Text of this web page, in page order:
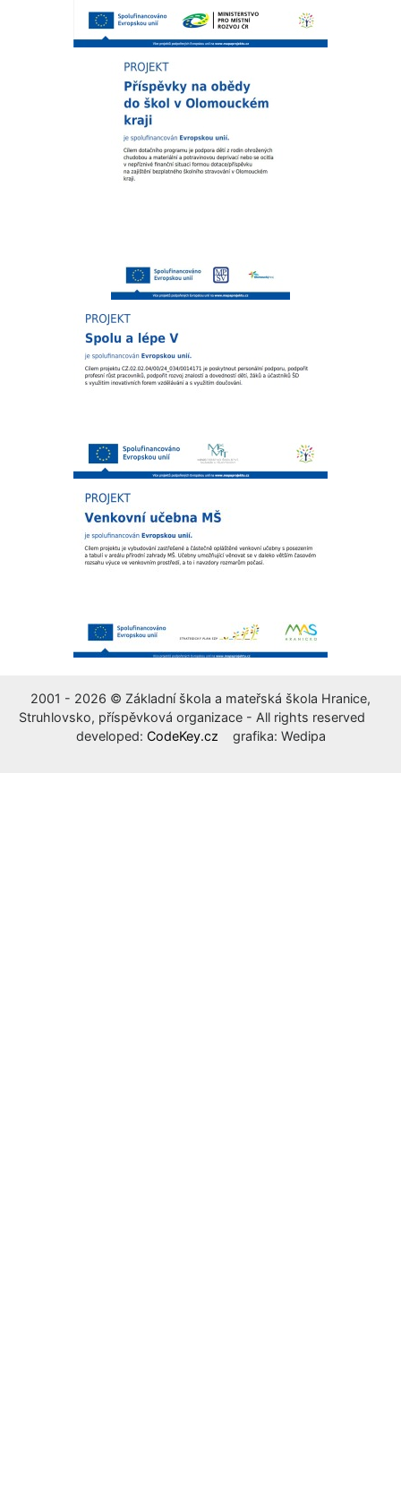
2001 - 2026 © Základní škola a mateřská škola Hranice,
Struhlovsko, příspěvková organizace - All rights reserved
developed: CodeKey.cz grafika: Wedipa